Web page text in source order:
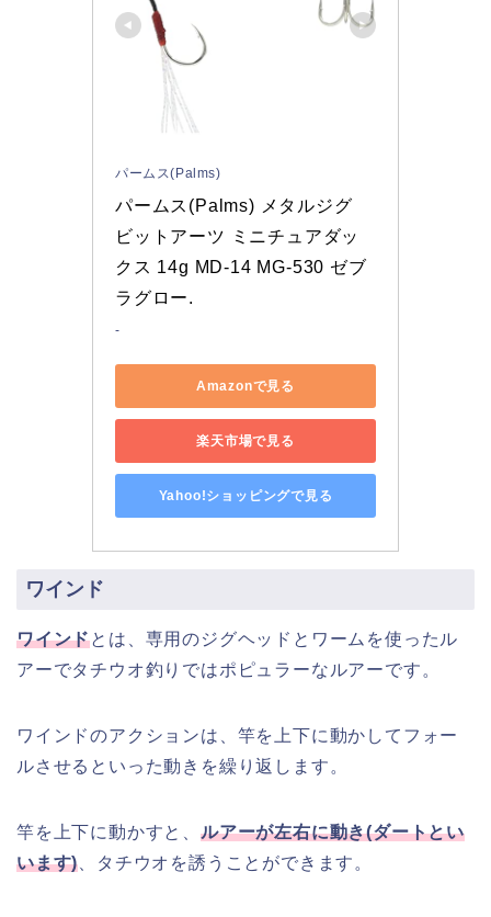
パームス(Palms)
パームス(Palms) メタルジグ
ビットアーツ ミニチュアダッ
クス 14g MD-14 MG-530 ゼブ
ラグロー.
-
Amazonで見る
楽天市場で見る
Yahoo!ショッピングで見る
ワインド
ワインドとは、専用のジグヘッドとワームを使ったル
アーでタチウオ釣りではポピュラーなルアーです。
ワインドのアクションは、竿を上下に動かしてフォー
ルさせるといった動きを繰り返します。
竿を上下に動かすと、 ルアーが左右に動き(ダートとい
います) 、タチウオを誘うことができます。